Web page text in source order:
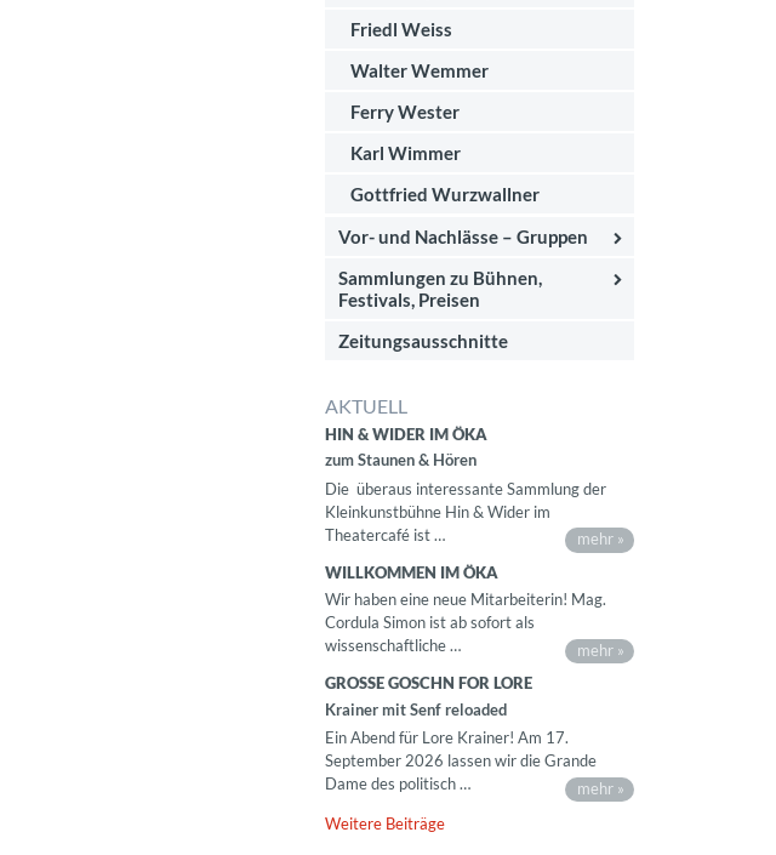
Friedl Weiss
Walter Wemmer
Ferry Wester
Karl Wimmer
Gottfried Wurzwallner
Vor- und Nachlässe – Gruppen
Sammlungen zu Bühnen,
Festivals, Preisen
Zeitungsausschnitte
AKTUELL
HIN & WIDER IM ÖKA
zum Staunen & Hören
Die überaus interessante Sammlung der
Kleinkunstbühne Hin & Wider im
Theatercafé ist …
mehr »
WILLKOMMEN IM ÖKA
Wir haben eine neue Mitarbeiterin! Mag.
Cordula Simon ist ab sofort als
wissenschaftliche …
mehr »
GROSSE GOSCHN FOR LORE
Krainer mit Senf reloaded
Ein Abend für Lore Krainer! Am 17.
September 2026 lassen wir die Grande
Dame des politisch …
mehr »
Weitere Beiträge